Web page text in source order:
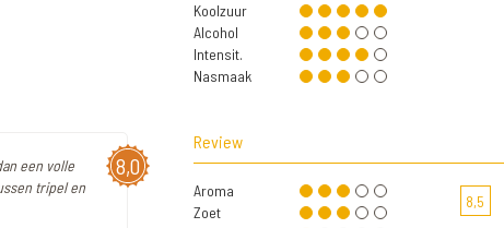
Koolzuur
Alcohol
Intensit.
Nasmaak
8,0
een volle
tripel en
Review
Aroma
Zoet
8,5